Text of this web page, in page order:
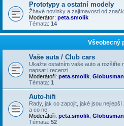
Prototypy a ostatní modely
Žhavé novinky a zajímavosti od
Moderátor: peta.smolik
Témata: 14
Všeobecný
Vaše auta / Club cars
Ukažte ostatním vaše auto a rozšiřte
napsat i recenzi.
Moderátoři: peta.smolik, Globusman
Témata: 1
Auto-hifi
Rady, jak co zapojit, jaké jsou
a co ne.
Moderátoři: peta.smolik, Globusman
Témata: 52